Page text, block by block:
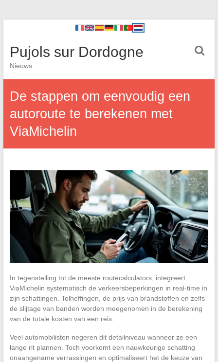
Pujols sur Dordogne
Nieuws
De stappen om eenvoudig een
autoroute te berekenen met
ViaMichelin
In tegenstelling tot de meeste routecalculators, integreert
ViaMichelin systematisch de verkeersbeperkingen in real-time in
zijn schattingen. Tolheffingen, de prijs van brandstoffen en zelfs
de slijtage van banden worden meegenomen in de berekening
van de totale kosten van een reis.
Veel automobilisten negeren dit detailniveau wanneer ze een
lange rit plannen. Toch voorkomt een nauwkeurige schatting
onaangename verrassingen en optimaliseert het de keuze van